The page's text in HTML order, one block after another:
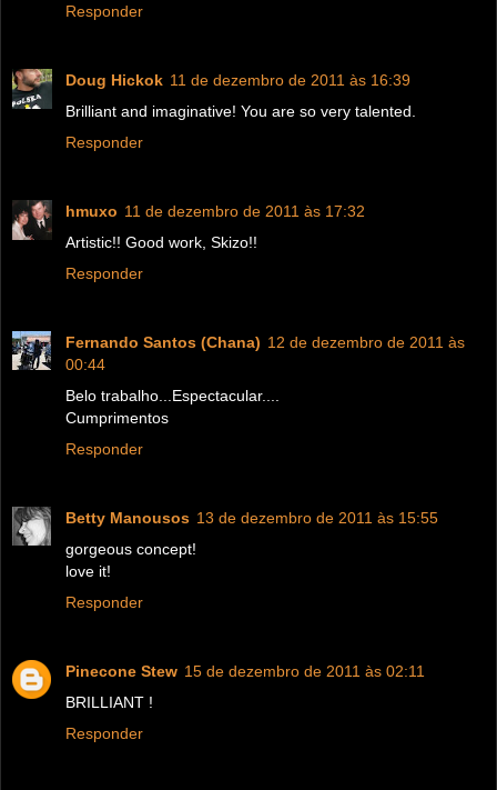
Responder
Doug Hickok 11 de dezembro de 2011 às 16:39
Brilliant and imaginative! You are so very talented.
Responder
hmuxo 11 de dezembro de 2011 às 17:32
Artistic!! Good work, Skizo!!
Responder
Fernando Santos (Chana) 12 de dezembro de 2011 às
00:44
Belo trabalho...Espectacular....
Cumprimentos
Responder
Betty Manousos 13 de dezembro de 2011 às 15:55
gorgeous concept!
love it!
Responder
Pinecone Stew 15 de dezembro de 2011 às 02:11
BRILLIANT !
Responder